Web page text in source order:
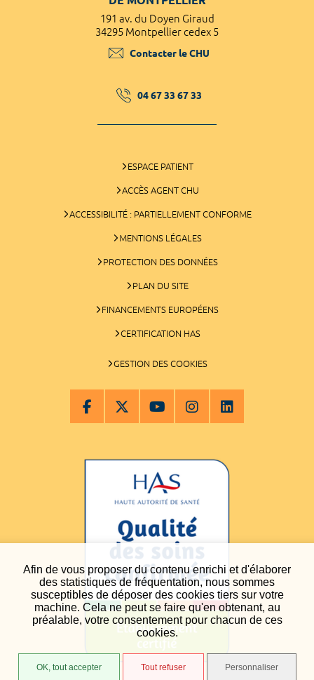
Afin de vous proposer du contenu enrichi et d'élaborer
des statistiques de fréquentation, nous sommes
susceptibles de déposer des cookies tiers sur votre
machine. Cela ne peut se faire qu'en obtenant, au
préalable, votre consentement pour chacun de ces
cookies.
OK, tout accepter Tout refuser Personnaliser
191 av. du Doyen Giraud
34295 Montpellier cedex 5
Contacter le CHU
04 67 33 67 33
ESPACE PATIENT
ACCÈS AGENT CHU
ACCESSIBILITÉ : PARTIELLEMENT CONFORME
MENTIONS LÉGALES
PROTECTION DES DONNÉES
PLAN DU SITE
FINANCEMENTS EUROPÉENS
CERTIFICATION HAS
GESTION DES COOKIES